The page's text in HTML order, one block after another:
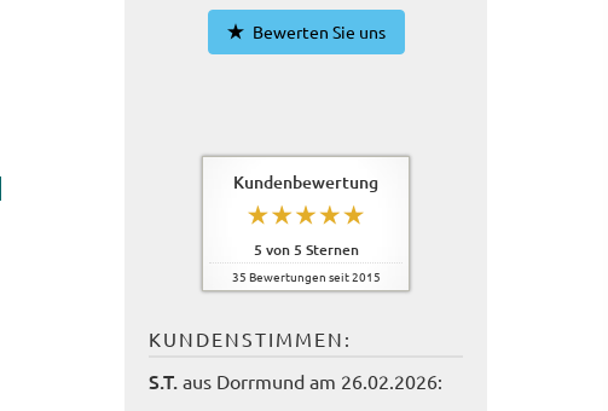
Bewerten Sie uns
Kundenbewertung
5 von5 Sternen
35 Bewertungen seit 2015
KUNDENSTIMMEN:
S.T. aus Dorrmund am 26.02.2026: